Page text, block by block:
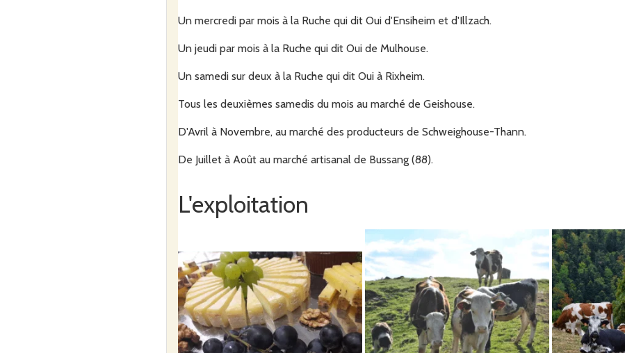
Un mercredi par mois à la Ruche qui dit Oui d'Ensiheim et d'Illzach.
Un jeudi par mois à la Ruche qui dit Oui de Mulhouse.
Un samedi sur deux à la Ruche qui dit Oui à Rixheim.
Tous les deuxièmes samedis du mois au marché de Geishouse.
D'Avril à Novembre, au marché des producteurs de Schweighouse-Thann.
De Juillet à Août au marché artisanal de Bussang (88).
L'exploitation